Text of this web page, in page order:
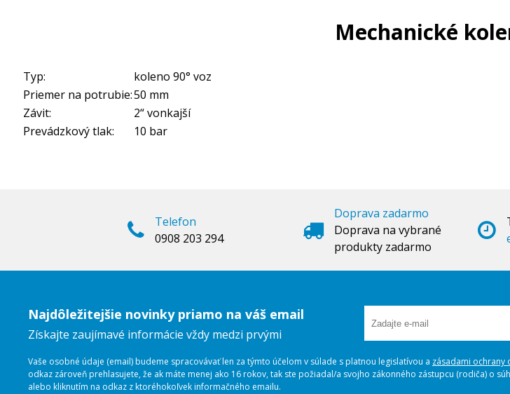
Mechanické
Typ:
koleno 90° voz
Priemer na potrubie:50 mm
Závit:
2“ vonkajší
Prevádzkový tlak:
10 bar
Telefon
0908 203 294
Doprava zadarmo
Doprava na vybrané
produkty zadarmo
Najdôležitejšie novinky priamo na váš email
Získajte zaujímavé informácie vždy medzi prvými
Vaše osobné údaje (email) budeme spracovávať len za týmto účelom v súlade s platnou legislatívou a zásadami ochrany
odkaz zároveň prehlasujete, že ak máte menej ako 16 rokov, tak ste požiadal/a svojho zákonného zástupcu (rodiča) o
alebo kliknutím na odkaz z ktoréhokoľvek informačného emailu.